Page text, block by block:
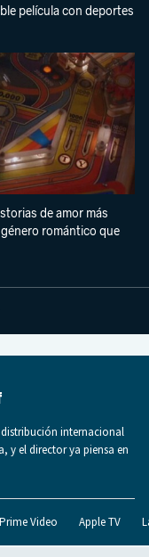
película con deportes
de amor más
romántico que
distribución internacional
y el director ya piensa en
Video Apple TV